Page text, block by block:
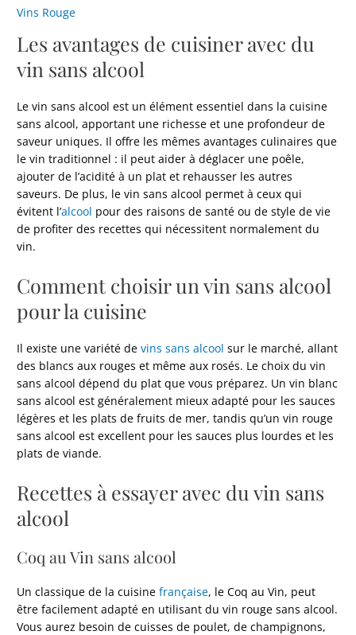
Vins Rouge
Les avantages de cuisiner avec du
vin sans alcool
Le vin sans alcool est un élément essentiel dans la cuisine
sans alcool, apportant une richesse et une profondeur de
saveur uniques. Il offre les mêmes avantages culinaires que
le vin traditionnel : il peut aider à déglacer une poêle,
ajouter de l’acidité à un plat et rehausser les autres
saveurs. De plus, le vin sans alcool permet à ceux qui
évitent l’alcool pour des raisons de santé ou de style de vie
de profiter des recettes qui nécessitent normalement du
vin.
Comment choisir un vin sans alcool
pour la cuisine
Il existe une variété devins sans alcool sur le marché, allant
des blancs aux rouges et même aux rosés. Le choix du vin
sans alcool dépend du plat que vous préparez. Un vin blanc
sans alcool est généralement mieux adapté pour les sauces
légères et les plats de fruits de mer, tandis qu’un vin rouge
sans alcool est excellent pour les sauces plus lourdes et les
plats de viande.
Recettes à essayer avec du vin sans
alcool
Coq au Vin sans alcool
Un classique de la cuisinefrançaise, le Coq au Vin, peut
être facilement adapté en utilisant du vin rouge sans alcool.
Vous aurez besoin de cuisses de poulet, de champignons,